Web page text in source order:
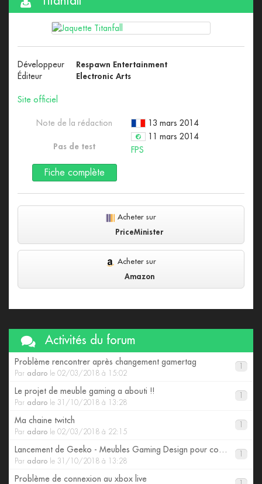
Développeur
Respawn Entertainment
Éditeur
Electronic Arts
Site officiel
13 mars 2014
11 mars 2014
FPS
Note de la rédaction
Pas de test
Fiche complète
Acheter sur
PriceMinister
Acheter sur
Amazon
Activités du forum
Problème rencontrer après changement gamertag
Par adaro le 02/03/2018 à 15:02
Le projet de meuble gaming a abouti !!
Par adaro le 31/10/2018 à 13:28
Ma chaine twitch
Par adaro le 02/03/2018 à 22:15
Par adaro le 31/10/2018 à 13:28
Problème de connexion au xbox live